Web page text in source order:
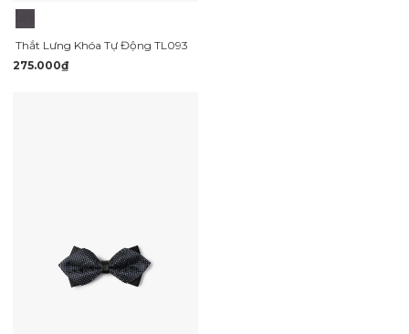
Thắt Lưng Khóa Tự Động TL093
275.000₫